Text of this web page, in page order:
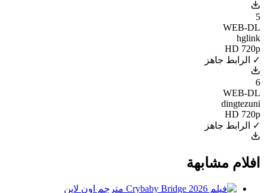
5
WEB-DL
hglink
HD 720p
✓ الرابط جاهز
6
WEB-DL
dingtezuni
HD 720p
✓ الرابط جاهز
افلام مشابهة